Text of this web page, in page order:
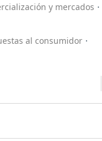
y mercados
al consumidor